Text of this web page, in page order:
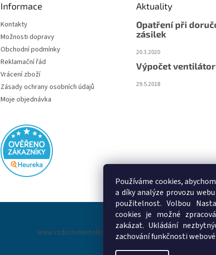
Používáme cookies,
a díky analýze provozu
použitelnost. Volbou
cookies je možné
zakázat. Ukládání
zachování funkčnosti
Informace
Kontakty
Možnosti dopravy
Obchodní podmínky
Reklamační řád
Vrácení zboží
Zásady ochrany osobních údajů
Moje objednávka
Aktuality
Opatření při
zásilek
20.3.2020
Výpočet
29.5.2018
www.vzduchotechnika-ventilatory.cz www.palmat.cz